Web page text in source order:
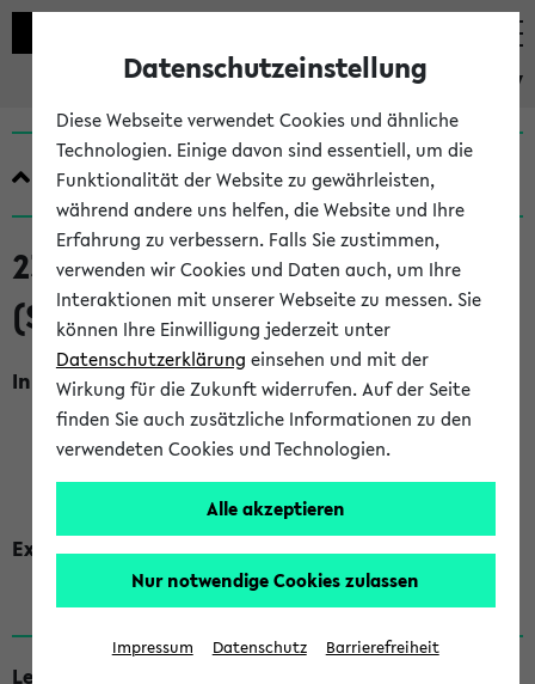
eKVV
Quicklinks
230095 AG Um 1650 (AngSelb)
(SoSe 2026)
Inhalt, Kommentar
Bitte buchen Sienach der Anmeldungüber den
Moodleraum der Zentralen Informationsveranstaltung I
diese Veranstaltung gemeinsam mit Ihrer Gruppe
entsprechend Ihrer Wahl der AG.
Externe Kommentarseite
https://youtu.be/QsU9RE3j-lY?si=ZKrsblC2pJQUFOhu
Lehrende
Datenschutzeinstellung
Diese Webseite verwendet Cookies und ähnliche
Technologien. Einige davon sind essentiell, um die
Funktionalität der Website zu gewährleisten,
während andere uns helfen, die Website und Ihre
Erfahrung zu verbessern. Falls Sie zustimmen,
verwenden wir Cookies und Daten auch, um Ihre
Interaktionen mit unserer Webseite zu messen. Sie
können Ihre Einwilligung jederzeit unter
Datenschutzerklärung einsehen und mit der
Wirkung für die Zukunft widerrufen. Auf der Seite
finden Sie auch zusätzliche Informationen zu den
verwendeten Cookies und Technologien.
Alle akzeptieren
Nur notwendige Cookies zulassen
Impressum Datenschutz Barrierefreiheit